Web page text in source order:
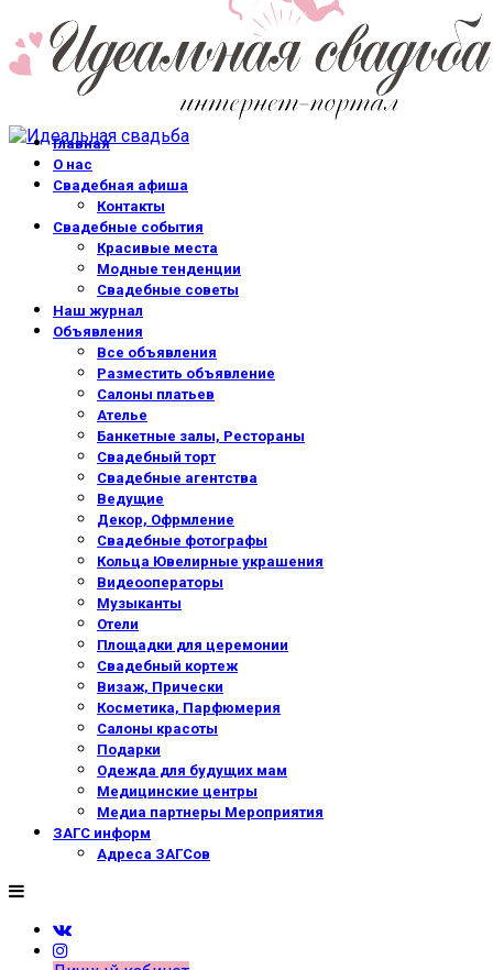
Главная
О нас
Свадебная афиша
Контакты
Свадебные события
Красивые места
Модные тенденции
Свадебные советы
Наш журнал
Объявления
Все объявления
Разместить объявление
Салоны платьев
Ателье
Банкетные залы, Рестораны
Свадебный торт
Свадебные агентства
Ведущие
Декор, Офрмление
Свадебные фотографы
Кольца Ювелирные украшения
Видеооператоры
Музыканты
Отели
Площадки для церемонии
Свадебный кортеж
Визаж, Прически
Косметика, Парфюмерия
Салоны красоты
Подарки
Одежда для будущих мам
Медицинские центры
Медиа партнеры Мероприятия
ЗАГС информ
Адреса ЗАГСов